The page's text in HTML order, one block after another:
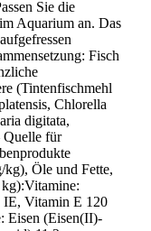
Sie die
Aquarium an. Das
Fisch
(Tintenfischmehl
Chlorella
digitata,
Quelle für
Öle und Fette,
Vitamin E 120
Eisen (Eisen(II)-